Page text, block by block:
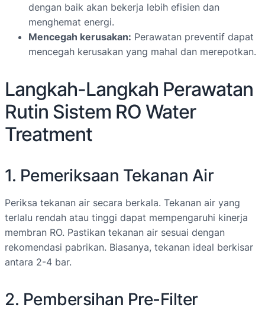
dengan baik akan bekerja lebih efisien dan
menghemat energi.
Mencegah kerusakan: Perawatan preventif dapat
mencegah kerusakan yang mahal dan merepotkan.
Langkah-Langkah Perawatan
Rutin Sistem RO Water
Treatment
1. Pemeriksaan Tekanan Air
Periksa tekanan air secara berkala. Tekanan air yang
terlalu rendah atau tinggi dapat mempengaruhi kinerja
membran RO. Pastikan tekanan air sesuai dengan
rekomendasi pabrikan. Biasanya, tekanan ideal berkisar
antara 2-4 bar.
2. Pembersihan Pre-Filter